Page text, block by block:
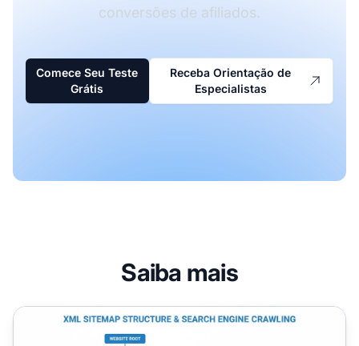
conversões de afiliados.
Comece Seu Teste
Grátis
Receba Orientação de
Especialistas
Saiba mais
Por Que Sitemaps São Importantes para SEO?